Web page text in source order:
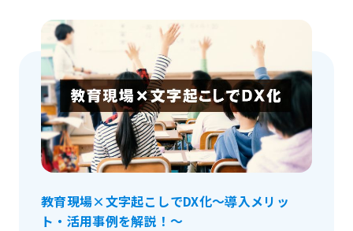
教育現場×文字起こしでDX化～導入メリッ
ト・活用事例を解説！～